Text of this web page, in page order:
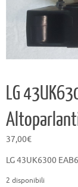
LG
37,00€
LG 43UK6300
2 disponibili